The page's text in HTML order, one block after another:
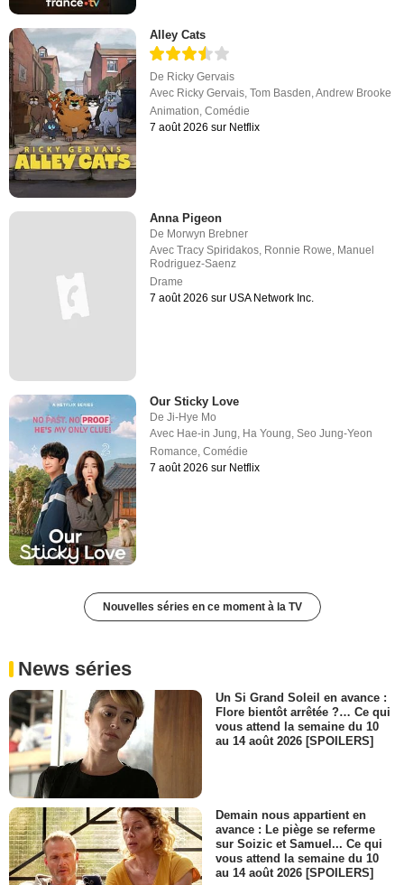
Alley Cats
De Ricky Gervais
Avec Ricky Gervais ,Tom Basden ,Andrew Brooke
Animation ,Comédie
7 août 2026 sur Netflix
Anna Pigeon
De Morwyn Brebner
AvecTracy Spiridakos, Ronnie Rowe, Manuel
Rodriguez-Saenz
Drame
7 août 2026 sur USA Network Inc.
Our Sticky Love
DeJi-Hye Mo
Avec Hae-in Jung, Ha Young,Seo Jung-Yeon
Romance,Comédie
7 août 2026 sur Netflix
Nouvelles séries en ce moment à la TV
News séries
Un Si Grand Soleil en avance :
Flore bientôt arrêtée ?… Ce qui
vous attend la semaine du 10
au 14 août 2026 [SPOILERS]
Demain nous appartient en
avance : Le piège se referme
sur Soizic et Samuel... Ce qui
vous attend la semaine du 10
au 14 août 2026 [SPOILERS]